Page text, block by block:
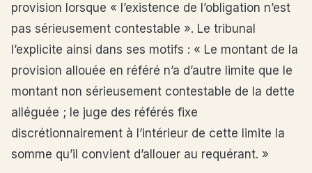
provision lorsque « l’existence de l’obligation n’est
pas sérieusement contestable ». Le tribunal
l’explicite ainsi dans ses motifs : « Le montant de la
provision allouée en référé n’a d’autre limite que le
montant non sérieusement contestable de la dette
alléguée ; le juge des référés fixe
discrétionnairement à l’intérieur de cette limite la
somme qu’il convient d’allouer au requérant. »